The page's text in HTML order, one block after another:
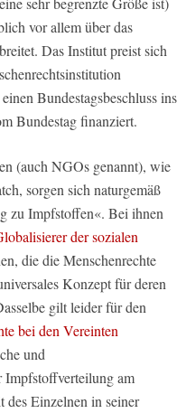
vor allem über das
Das Institut preist sich
Bundestagsbeschluss ins
Bundestag finanziert.
(auch NGOs genannt), wie
sorgen sich naturgemäß
zu Impfstoffen«. Bei ihnen
der sozialen
die die Menschenrechte
Konzept für deren
gilt leider für den
bei den Vereinten
und
Impfstoffverteilung am
Einzelnen in seiner